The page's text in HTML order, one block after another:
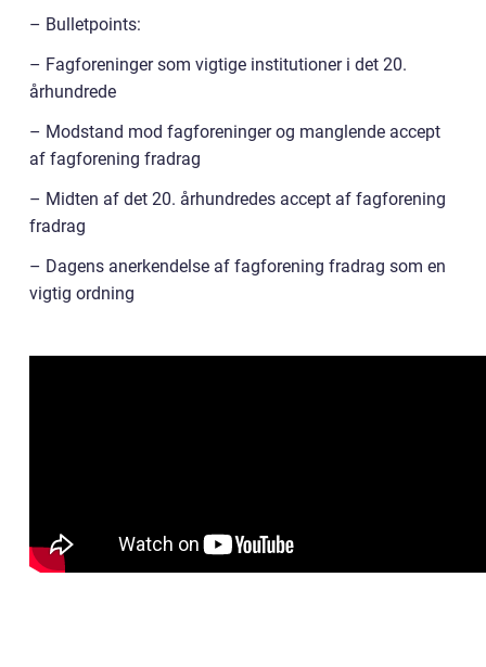
– Bulletpoints:
– Fagforeninger som vigtige institutioner i det 20.
århundrede
– Modstand mod fagforeninger og manglende accept
af fagforening fradrag
– Midten af det 20. århundredes accept af fagforening
fradrag
– Dagens anerkendelse af fagforening fradrag som en
vigtig ordning